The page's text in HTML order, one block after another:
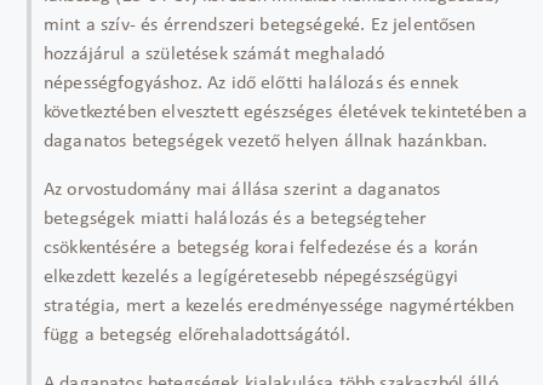
mint a szív- és érrendszeri betegségeké. Ez jelentősen
hozzájárul a születések számát meghaladó
népességfogyáshoz. Az idő előtti halálozás és ennek
következtében elvesztett egészséges életévek tekintetében a
daganatos betegségek vezető helyen állnak hazánkban.
Az orvostudomány mai állása szerint a daganatos
betegségek miatti halálozás és a betegségteher
csökkentésére a betegség korai felfedezése és a korán
elkezdett kezelés a legígéretesebb népegészségügyi
stratégia, mert a kezelés eredményessége nagymértékben
függ a betegség előrehaladottságától.